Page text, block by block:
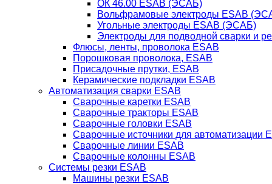
ОК 46.00 ESAB (ЭСАБ)
Вольфрамовые электроды ESAB
Угольные электроды ESAB (ЭСАБ)
Электроды для подводной сварки и
Флюсы, ленты, проволока ESAB
Порошковая проволока, ESAB
Присадочные прутки, ESAB
Керамические подкладки ESAB
Автоматизация сварки ESAB
Сварочные каретки ESAB
Сварочные тракторы ESAB
Сварочные головки ESAB
Сварочные источники для автоматизации
Сварочные линии ESAB
Сварочные колонны ESAB
Системы резки ESAB
Машины резки ESAB